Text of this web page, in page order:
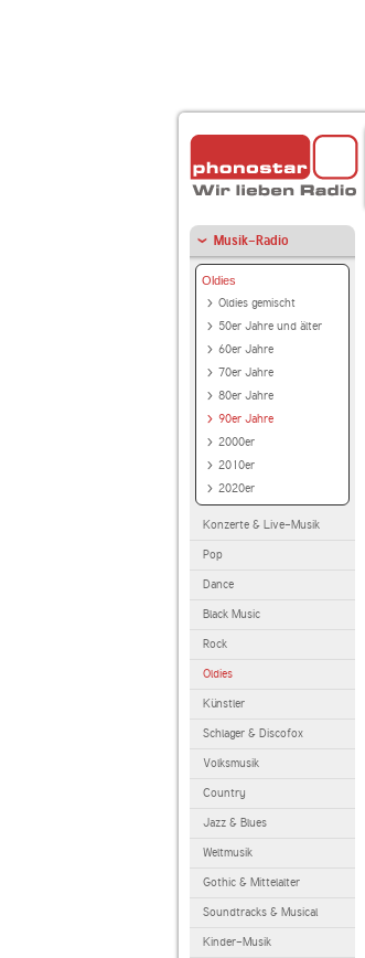
Musik-Radio
Oldies
Oldies gemischt
50er Jahre und älter
60er Jahre
70er Jahre
80er Jahre
90er Jahre
2000er
2010er
2020er
Konzerte & Live-Musik
Pop
Dance
Black Music
Rock
Oldies
Künstler
Schlager & Discofox
Volksmusik
Country
Jazz & Blues
Weltmusik
Gothic & Mittelalter
Soundtracks & Musical
Kinder-Musik